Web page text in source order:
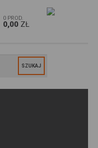
0 PROD.
0,00ZŁ